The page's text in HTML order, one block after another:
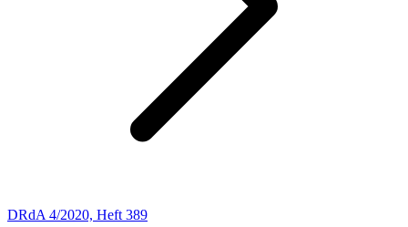
DRdA 4/2020, Heft 389